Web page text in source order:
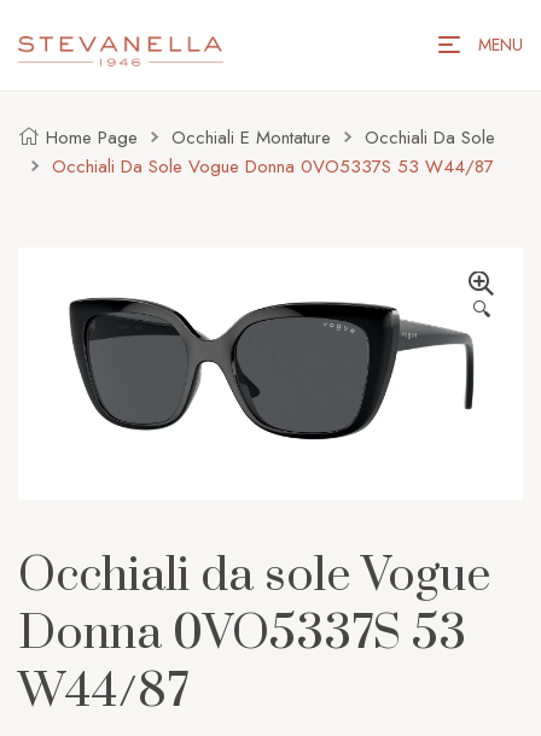
MENU
Home Page Occhiali E Montature
Occhiali Da Sole
Occhiali Da Sole Vogue Donna 0VO5337S 53 W44/87
🔍
Occhiali da sole Vogue
Donna 0VO5337S 53
W44/87